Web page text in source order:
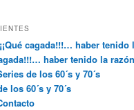
cagada!!!… haber tenido
haber tenido la razón
de los 60´s y 70´s
los 60´s y 70´s